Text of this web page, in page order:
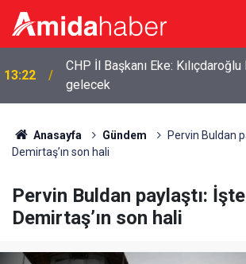
13:22
CHP İl Başkanı Eke: Kılıçdaroğlu
gelecek
Anasayfa Gündem
Pervin Buldan
Demirtaş’ın son hali
Pervin Buldan paylaştı: İşte
Demirtaş’ın son hali